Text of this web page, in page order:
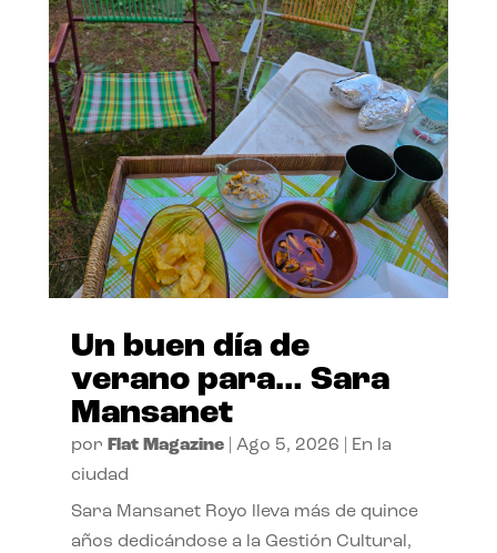
Un buen día de
verano para… Sara
Mansanet
por Flat Magazine| Ago 5, 2026
En la
ciudad
Sara Mansanet Royo lleva más de quince
años dedicándose a la Gestión Cultural,